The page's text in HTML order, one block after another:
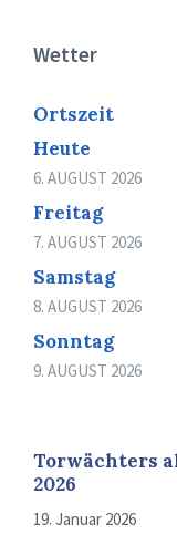
Wetter
Ortszeit
Heute
6. AUGUST 2026
Freitag
7. AUGUST 2026
Samstag
8. AUGUST 2026
Sonntag
9. AUGUST 2026
Torwächters
2026
19. Januar 2026